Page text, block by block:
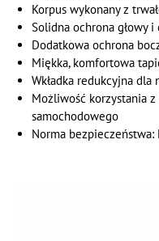
Korpus wykonany z
Solidna ochrona głowy
Dodatkowa ochrona
Miękka, komfortowa
Wkładka redukcyjna dla
Możliwość korzystania
samochodowego
Norma bezpieczeństwa: